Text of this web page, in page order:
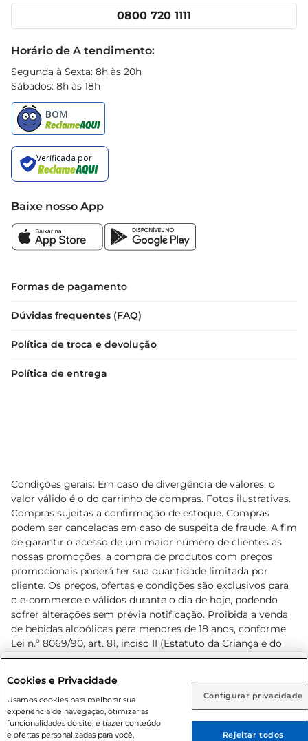
Rio de Janeiro (RJ) Goiás (GO)
Ou
Cencosud Media
0800 720 1111
Horário de A tendimento:
Segunda à Sexta: 8h às 20h
Sábados: 8h às 18h
Baixe nosso App
Formas de pagamento
Dúvidas frequentes (FAQ)
Política de troca e devolução
Política de entrega
Condições gerais: Em caso de divergência de valores, o
valor válido é o do carrinho de compras. Fotos ilustrativas.
Compras sujeitas a confirmação de estoque. Compras
podem ser canceladas em caso de suspeita de fraude. A fim
de garantir o acesso de um maior número de clientes as
nossas promoções, a compra de produtos com preços
promocionais poderá ter sua quantidade limitada por
cliente. Os preços, ofertas e condições são exclusivos para
o e-commerce e válidos durante o dia de hoje, podendo
sofrer alterações sem prévia notificação. Proibida a venda
de bebidas alcoólicas para menores de 18 anos, conforme
Lei n.º 8069/90, art. 81, inciso II (Estatuto da Criança e do
Adolescente). Preços e condições exclusivos para o
prévio. O valor mínimo para as compras on-line é de R$
80,00.
Cookies e Privacidade
Usamos cookies para melhorar sua
experiência de navegação, otimizar as
funcionalidades do site, e trazer conteúdo
e ofertas personalizadas para você,
Configurar privacidade
Rejeitar todos